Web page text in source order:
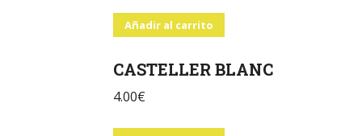
Añadir al carrito
CASTELLER BLANC
4.00€